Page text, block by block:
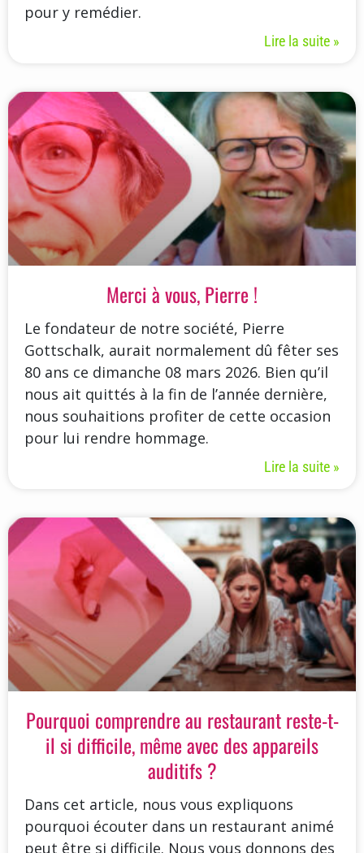
pour y remédier.
Lire la suite »
Merci à vous, Pierre !
Le fondateur de notre société, Pierre
Gottschalk, aurait normalement dû fêter ses
80 ans ce dimanche 08 mars 2026. Bien qu’il
nous ait quittés à la fin de l’année dernière,
nous souhaitions profiter de cette occasion
pour lui rendre hommage.
Lire la suite »
Pourquoi comprendre au restaurant reste-t-
il si difficile, même avec des appareils
auditifs ?
Dans cet article, nous vous expliquons
pourquoi écouter dans un restaurant animé
peut être si difficile. Nous vous donnons des